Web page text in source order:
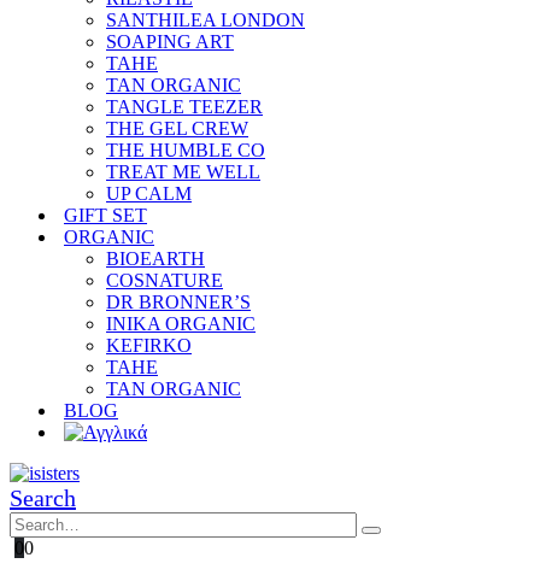
SANTHILEA LONDON
SOAPING ART
TAHE
TAN ORGANIC
TANGLE TEEZER
THE GEL CREW
THE HUMBLE CO
TREAT ME WELL
UP CALM
GIFT SET
ORGANIC
BIOEARTH
COSNATURE
DR BRONNER’S
INIKA ORGANIC
KEFIRKO
TAHE
TAN ORGANIC
BLOG
Search
00